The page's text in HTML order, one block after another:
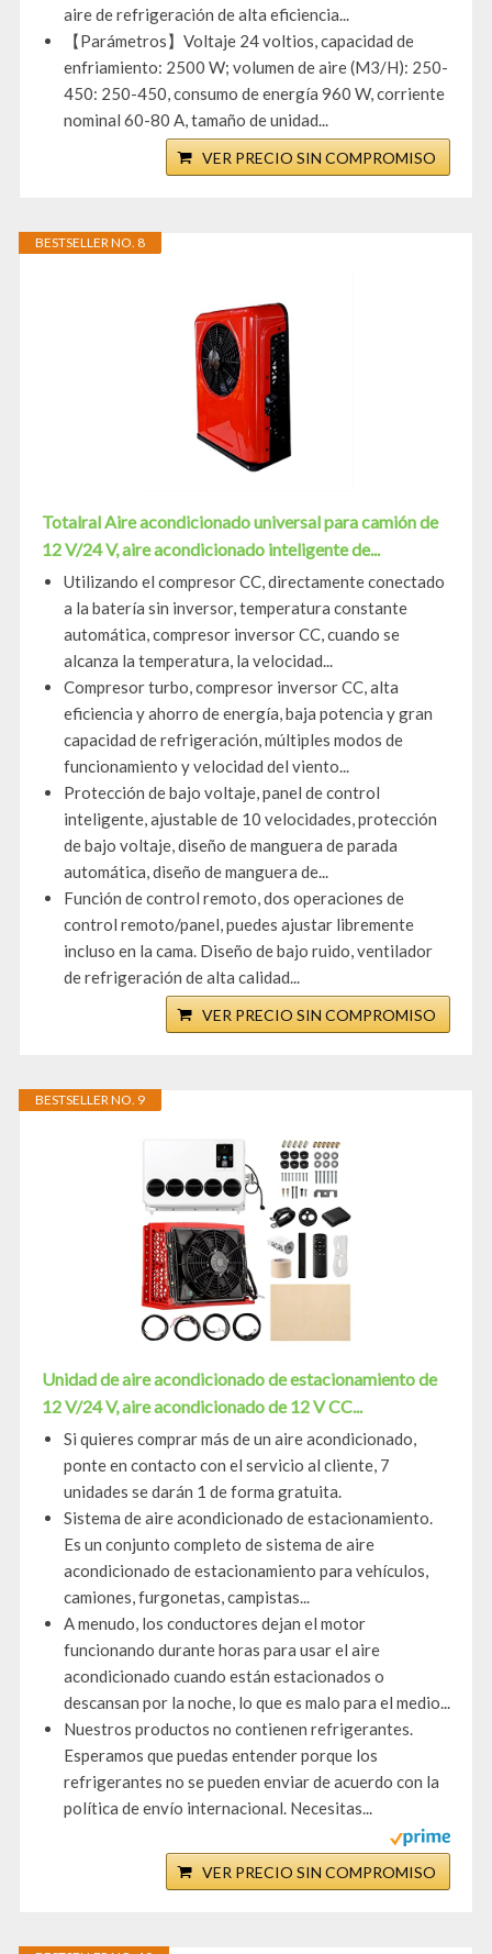
aire de refrigeración de alta eficiencia...
【Parámetros】Voltaje 24 voltios, capacidad de
enfriamiento: 2500 W; volumen de aire (M3/H): 250-
450: 250-450, consumo de energía 960 W, corriente
nominal 60-80 A, tamaño de unidad...
VER PRECIO SIN COMPROMISO
BESTSELLER NO. 8
Totalral Aire acondicionado universal para camión de
12 V/24 V, aire acondicionado inteligente de...
Utilizando el compresor CC, directamente conectado
a la batería sin inversor, temperatura constante
automática, compresor inversor CC, cuando se
alcanza la temperatura, la velocidad...
Compresor turbo, compresor inversor CC, alta
eficiencia y ahorro de energía, baja potencia y gran
capacidad de refrigeración, múltiples modos de
funcionamiento y velocidad del viento...
Protección de bajo voltaje, panel de control
inteligente, ajustable de 10 velocidades, protección
de bajo voltaje, diseño de manguera de parada
automática, diseño de manguera de...
Función de control remoto, dos operaciones de
control remoto/panel, puedes ajustar libremente
incluso en la cama. Diseño de bajo ruido, ventilador
de refrigeración de alta calidad...
VER PRECIO SIN COMPROMISO
BESTSELLER NO. 9
Unidad de aire acondicionado de estacionamiento de
12 V/24 V, aire acondicionado de 12 V CC...
Si quieres comprar más de un aire acondicionado,
ponte en contacto con el servicio al cliente, 7
unidades se darán 1 de forma gratuita.
Sistema de aire acondicionado de estacionamiento.
Es un conjunto completo de sistema de aire
acondicionado de estacionamiento para vehículos,
camiones, furgonetas, campistas...
A menudo, los conductores dejan el motor
funcionando durante horas para usar el aire
acondicionado cuando están estacionados o
descansan por la noche, lo que es malo para el medio...
Nuestros productos no contienen refrigerantes.
Esperamos que puedas entender porque los
refrigerantes no se pueden enviar de acuerdo con la
política de envío internacional. Necesitas...
VER PRECIO SIN COMPROMISO